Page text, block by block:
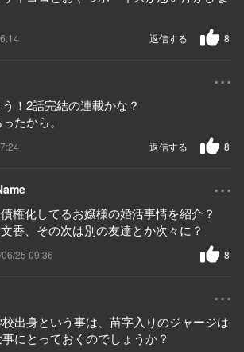
8
返信する
...
！2話完結の連載かな？
たから。
8
返信する
...
権化してるお嬢様の婚活事情を紹介？
香、その次は別の友達とか次々に？
25 09:36 8
...
出身という事は、苗字入りのジャージは
にとっておくのでしょうか？